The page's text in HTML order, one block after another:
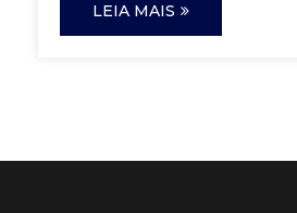
LEIA MAIS